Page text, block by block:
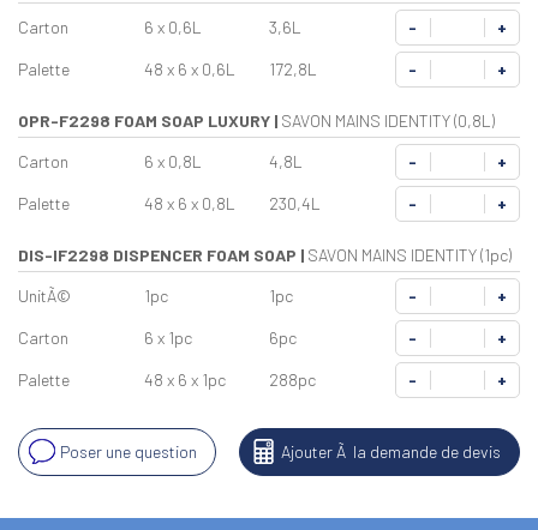
Carton
6 x 0,6L 3,6L - +
Palette 48 x 6 x 0,6L 172,8L - +
OPR-F2298 FOAM SOAP LUXURY | SAVON MAINS IDENTITY (0,8L)
Carton
6 x 0,8L 4,8L - +
Palette 48 x 6 x 0,8L 230,4L - +
DIS-IF2298 DISPENCER FOAM SOAP | SAVON MAINS IDENTITY (1pc)
UnitÃ©
1pc 1pc - +
Carton 6 x 1pc 6pc - +
Palette 48 x 6 x 1pc 288pc - +
Ajouter Ã la demande de devis
Poser une question